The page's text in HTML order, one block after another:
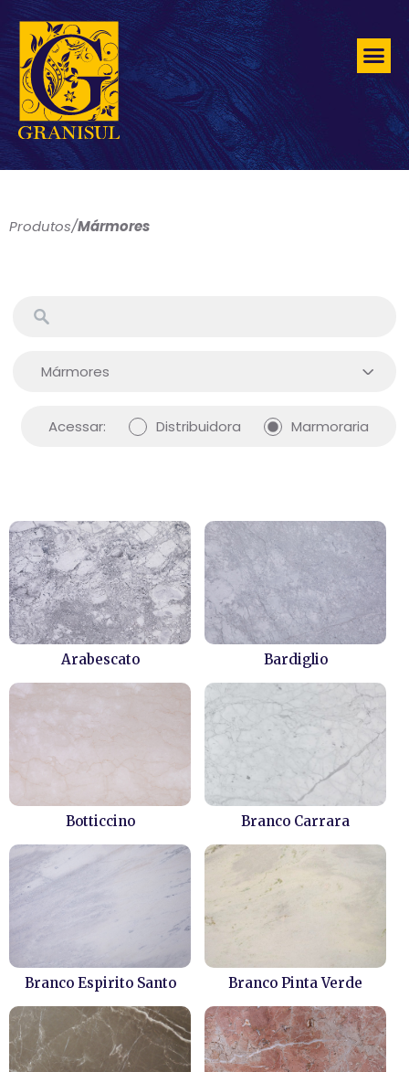
Produtos/Mármores
Acessar: Distribuidora Marmoraria
Arabescato Bardiglio
Botticcino Branco Carrara
Branco Espirito Santo Branco Pinta Verde